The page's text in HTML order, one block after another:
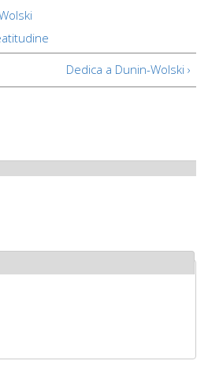
Dedica a Dunin-Wolski ›